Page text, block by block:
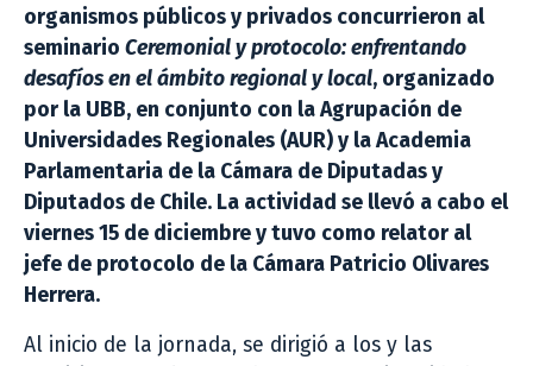
organismos públicos y privados concurrieron al
seminario Ceremonial y protocolo: enfrentando
desafíos en el ámbito regional y local, organizado
por la UBB, en conjunto con la Agrupación de
Universidades Regionales (AUR) y la Academia
Parlamentaria de la Cámara de Diputadas y
Diputados de Chile. La actividad se llevó a cabo el
viernes 15 de diciembre y tuvo como relator al
jefe de protocolo de la Cámara Patricio Olivares
Herrera.
Al inicio de la jornada, se dirigió a los y las